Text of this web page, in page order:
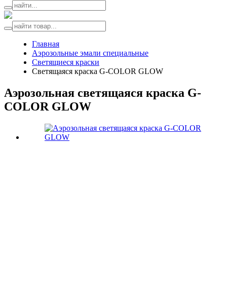
Главная
Аэрозольные эмали специальные
Светящиеся краски
Светящаяся краска G-COLOR GLOW
Аэрозольная светящаяся краска G-
COLOR GLOW